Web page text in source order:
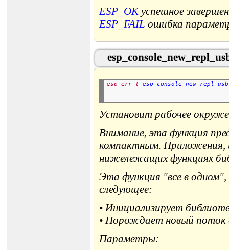
ESP_OKуспешное
ESP_FAIL ошибка
esp_err_t
Установит рабочее
Внимание, эта функция
компактным. Приложения,
нижележащих функциях
Эта функция "все в одном",
следующее:
• Инициализирует
• Порождает новый поток
Параметры: